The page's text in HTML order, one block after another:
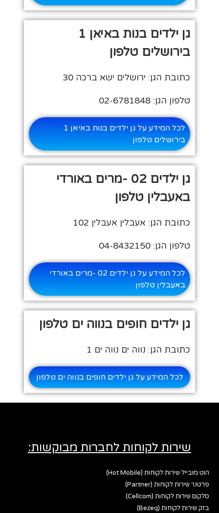
גן ילדים בנות באיאן 1
בירושלים טלפון
כתובת הגן: ירושלים ישא ברכה 30
טלפון הגן: 02-6781848
לכל המידע על גן ילדים בנות באיאן 1
בירושלים טלפון
גן ילדים 02 -מרים באורדי
באעבלין טלפון
כתובת הגן: אעבלין אעבלין 102
טלפון הגן: 04-8432150
לכל המידע על גן ילדים 02 -מרים באורדי
באעבלין טלפון
גן ילדים חופים בנווה ים טלפון
כתובת הגן: נווה ים נווה ים 1
לכל המידע על גן ילדים חופים בנווה ים טלפון
שירות לקוחות לחברות מבוקשות:
הוט מובייל שירות לקוחות (Hot Mobile)
פרטנר שירות לקוחות (Partner)
סלקום שירות לקוחות (Cellcom)
בזק שירות לקוחות (Bezeq)